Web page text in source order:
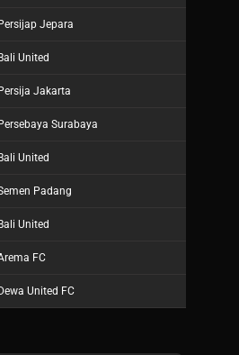
Jepara
United
Jakarta
Surabaya
United
Padang
United
FC
United FC